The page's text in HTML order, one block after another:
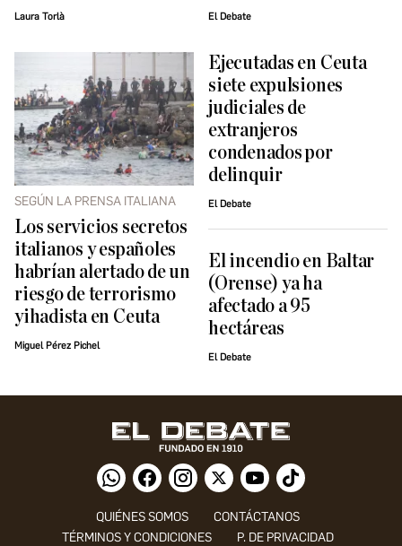
Laura Torlà El Debate
SEGÚN LA PRENSA ITALIANA
Los servicios secretos
italianos y españoles
habrían alertado de un
riesgo de terrorismo
yihadista en Ceuta
Miguel Pérez Pichel
Ejecutadas en Ceuta
siete expulsiones
judiciales de
extranjeros
condenados por
delinquir
El Debate
El incendio en Baltar
(Orense) ya ha
afectado a 95
hectáreas
El Debate
QUIÉNES SOMOS
CONTÁCTANOS
TÉRMINOS Y CONDICIONES
P. DE PRIVACIDAD